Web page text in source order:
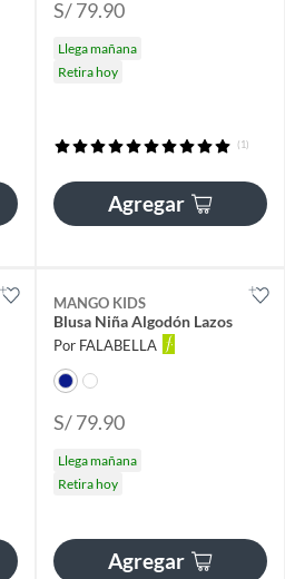
S/ 79.90
Llega mañana
Retira hoy
(1)
Agregar
MANGO KIDS
Blusa Niña Algodón Lazos
Por FALABELLA
S/ 79.90
Llega mañana
Retira hoy
Agregar